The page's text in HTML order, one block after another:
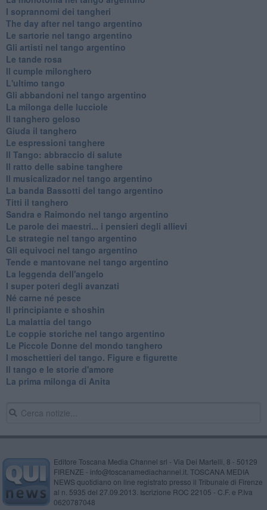
I soprannomi dei tangheri
The day after nel tango argentino
Le sartorie nel tango argentino
Gli artisti nel tango argentino
Le tande rosa
Il cumple milonghero
L'ultimo tango
Gli abbandoni nel tango argentino
La milonga delle lucciole
Il tanghero geloso
Giuda il tanghero
Le espressioni tanghere
Il Tango: abbraccio di salute
Il ratto delle sabine tanghere
Il musicalizador nel tango argentino
La banda Bassotti del tango argentino
Titti il tanghero
Sandra e Raimondo nel tango argentino
Le parole dei maestri... i pensieri degli allievi
Le strategie nel tango argentino
Gli equivoci nel tango argentino
Tende e mantovane nel tango argentino
La leggenda dell'angelo
I super poteri degli avanzati
​Né carne né pesce
Il principiante e shoshin
La malattia del tango
Le coppie storiche nel tango argentino
​Le Piccole Donne del mondo tanghero
I moschettieri del tango. Figure e figurette
Il tango e le storie d'amore
​La prima milonga di Anita
Editore Toscana Media Channel srl - Via Dei Martelli, 8 - 50129
FIRENZE - info@toscanamediachannel.it. TOSCANA MEDIA
NEWS quotidiano on line registrato presso il Tribunale di Firenze
al n. 5935 del 27.09.2013. Iscrizione ROC 22105 - C.F. e P.Iva
0620787048